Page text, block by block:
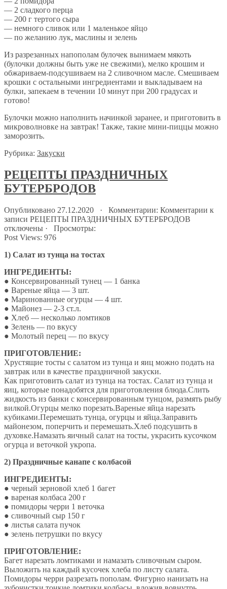
— 2 сладкого перца
— 200 г тертого сыра
— немного сливок или 1 маленькое яйцо
— по желанию лук, маслины и зелень
Из разрезанных напополам булочек вынимаем мякоть
(булочки должны быть уже не свежими), мелко крошим и
обжариваем-подсушиваем на 2 сливочном масле. Смешиваем
крошки с остальными ингредиентами и выкладываем на
булки, запекаем в течении 10 минут при 200 градусах и
готово!
Булочки можно наполнить начинкой заранее, и приготовить в
микроволновке на завтрак! Также, такие мини-пиццы можно
заморозить.
Рубрика: Закуски
РЕЦЕПТЫ ПРАЗДНИЧНЫХ
БУТЕРБРОДОВ
Опубликовано 27.12.2020 · Комментарии: Комментарии к
записи РЕЦЕПТЫ ПРАЗДНИЧНЫХ БУТЕРБРОДОВ
отключены · Просмотры:
Post Views: 976
1) Салат из тунца на тостах
ИНГРЕДИЕНТЫ:
● Консервированный тунец — 1 банка
● Вареные яйца — 3 шт.
● Маринованные огурцы — 4 шт.
● Майонез — 2-3 ст.л.
● Хлеб — несколько ломтиков
● Зелень — по вкусу
● Молотый перец — по вкусу
ПРИГОТОВЛЕНИЕ:
Хрустящие тосты с салатом из тунца и яиц можно подать на
завтрак или в качестве праздничной закуски.
Как приготовить салат из тунца на тостах. Салат из тунца и
яиц, которые понадобятся для приготовления блюда.Слить
жидкость из банки с консервированным тунцом, размять рыбу
вилкой.Огурцы мелко порезать.Вареные яйца нарезать
кубиками.Перемешать тунца, огурцы и яйца.Заправить
майонезом, поперчить и перемешать.Хлеб подсушить в
духовке.Намазать яичный салат на тосты, украсить кусочком
огурца и веточкой укропа.
2) Праздничные канапе с колбасой
ИНГРЕДИЕНТЫ:
● черный зерновой хлеб 1 багет
● вареная колбаса 200 г
● помидоры черри 1 веточка
● сливочный сыр 150 г
● листья салата пучок
● зелень петрушки по вкусу
ПРИГОТОВЛЕНИЕ:
Багет нарезать ломтиками и намазать сливочным сыром.
Выложить на каждый кусочек хлеба по листу салата.
Помидоры черри разрезать пополам. Фигурно нанизать на